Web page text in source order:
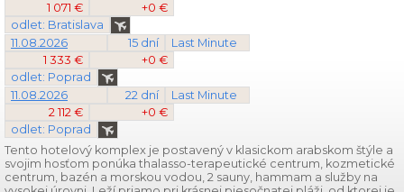
1 071 €
+0 €
odlet: Bratislava
11.08.2026
15 dní
Last Minute
1 333 €
+0 €
odlet: Poprad
11.08.2026
22 dní
Last Minute
2 112 €
+0 €
odlet: Poprad
Tento hotelový komplex je postavený v klasickom arabskom štýle a
svojim hosťom ponúka thalasso-terapeutické centrum, kozmetické
centrum, bazén a morskou vodou, 2 sauny, hammam a služby na